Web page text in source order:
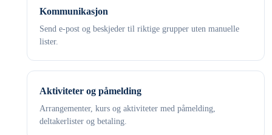
Kommunikasjon
Send e-post og beskjeder til riktige grupper uten manuelle
lister.
Aktiviteter og påmelding
Arrangementer, kurs og aktiviteter med påmelding,
deltakerlister og betaling.